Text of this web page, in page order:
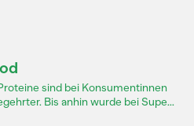
sind bei Konsumentinnen
Bis anhin wurde bei Supe...